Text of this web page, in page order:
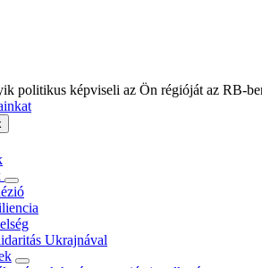
politikus képviseli az Ön régióját az RB-
Ukrajnával